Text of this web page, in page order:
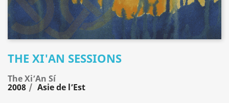
THE XI'AN SESSIONS
The Xi’An Sí
2008 Asie de l’Est